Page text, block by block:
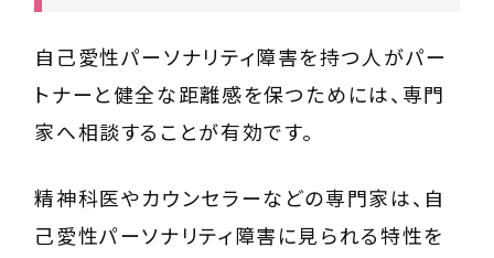
自己愛性パーソナリティ障害を持つ人がパー
トナーと健全な距離感を保つためには、専門
家へ相談することが有効です。
精神科医やカウンセラーなどの専門家は、自
己愛性パーソナリティ障害に見られる特性を